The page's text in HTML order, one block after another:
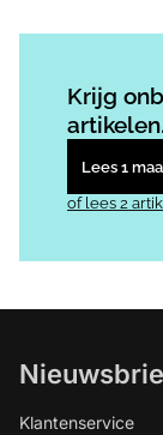
Krijg
artikelen.
Lees 1
of lees 2
Klantenservice